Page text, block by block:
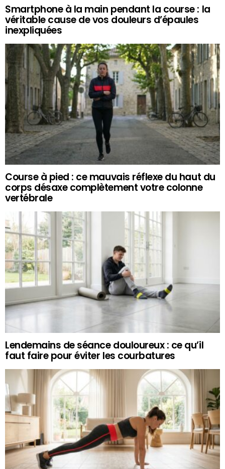
Smartphone à la main pendant la course : la
véritable cause de vos douleurs d’épaules
inexpliquées
Course à pied : ce mauvais réflexe du haut du
corps désaxe complètement votre colonne
vertébrale
Lendemains de séance douloureux : ce qu’il
faut faire pour éviter les courbatures